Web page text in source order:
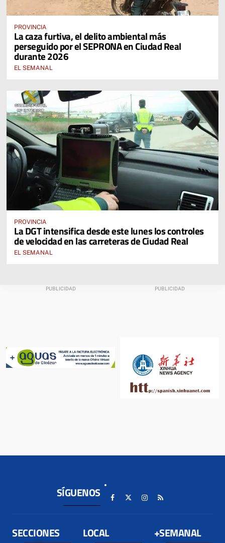
PROVINCIA
La caza furtiva, el delito ambiental más
perseguido por el SEPRONA en Ciudad Real
durante 2026
EL SEMANAL
PROVINCIA
La DGT intensifica desde este lunes los controles
de velocidad en las carreteras de Ciudad Real
EL SEMANAL
SÍGUENOS
SECCIONES LOCAL +SEMANAL